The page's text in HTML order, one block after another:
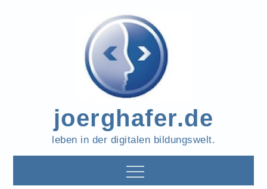
joerghafer.de
leben in der digitalen bildungswelt.